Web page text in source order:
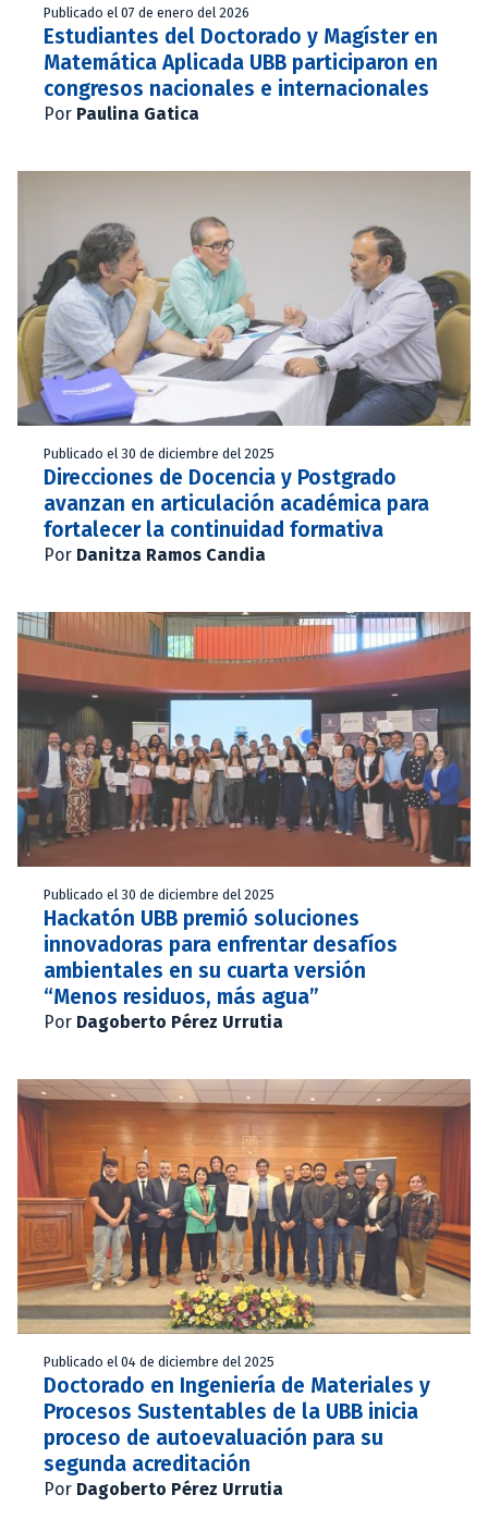
Publicado el 07 de enero del 2026
Estudiantes del Doctorado y Magíster en
Matemática Aplicada UBB participaron en
congresos nacionales e internacionales
Por Paulina Gatica
Publicado el 30 de diciembre del 2025
Direcciones de Docencia y Postgrado
avanzan en articulación académica para
fortalecer la continuidad formativa
Por Danitza Ramos Candia
Publicado el 30 de diciembre del 2025
Hackatón UBB premió soluciones
innovadoras para enfrentar desafíos
ambientales en su cuarta versión
“Menos residuos, más agua”
Por Dagoberto Pérez Urrutia
Publicado el 04 de diciembre del 2025
Doctorado en Ingeniería de Materiales y
Procesos Sustentables de la UBB inicia
proceso de autoevaluación para su
segunda acreditación
Por Dagoberto Pérez Urrutia